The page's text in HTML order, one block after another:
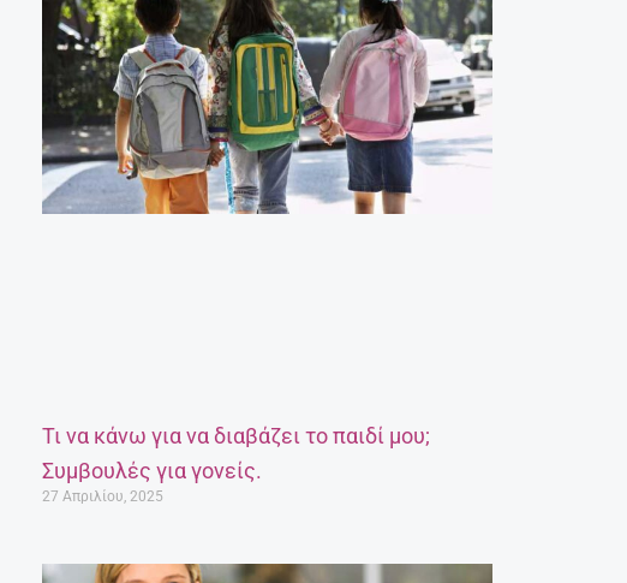
Τι να κάνω για να διαβάζει το παιδί μου;
Συμβουλές για γονείς.
27 Απριλίου, 2025